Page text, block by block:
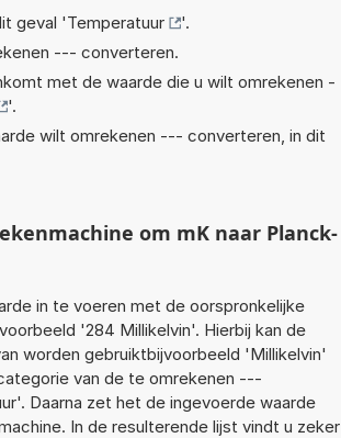
geval 'Temperatuur
'.
--- converteren.
met de waarde die u wilt omrekenen -
'.
wilt omrekenen --- converteren, in dit
om mK naar Planck-
in te voeren met de oorspronkelijke
'284 Millikelvin'. Hierbij kan de
worden gebruiktbijvoorbeeld 'Millikelvin'
van de te omrekenen ---
Daarna zet het de ingevoerde waarde
In de resulterende lijst vindt u zeker